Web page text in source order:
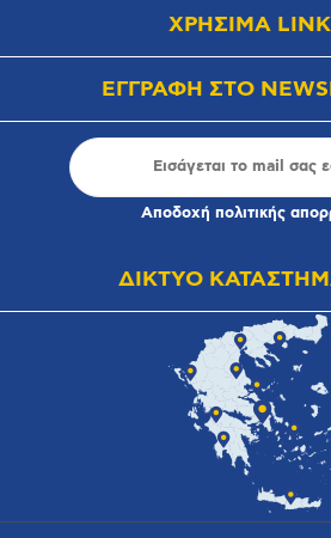
ΧΡΗΣΙΜΑ
ΕΓΓΡΑΦΗ ΣΤΟ
Αποδοχή πολιτικής
ΔΙΚΤΥΟ